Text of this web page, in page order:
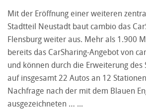
Mit der Eröffnung einer weiteren
Stadtteil Neustadt baut cambio das
Flensburg weiter aus. Mehr als 1.900
bereits das CarSharing-Angebot von
und können durch die Erweiterung des
auf insgesamt 22 Autos an 12
Nachfrage nach der mit dem Blauen
ausgezeichneten …